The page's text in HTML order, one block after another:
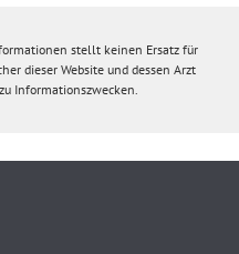
stellt keinen Ersatz für
dieser Website und dessen Arzt
Informationszwecken.